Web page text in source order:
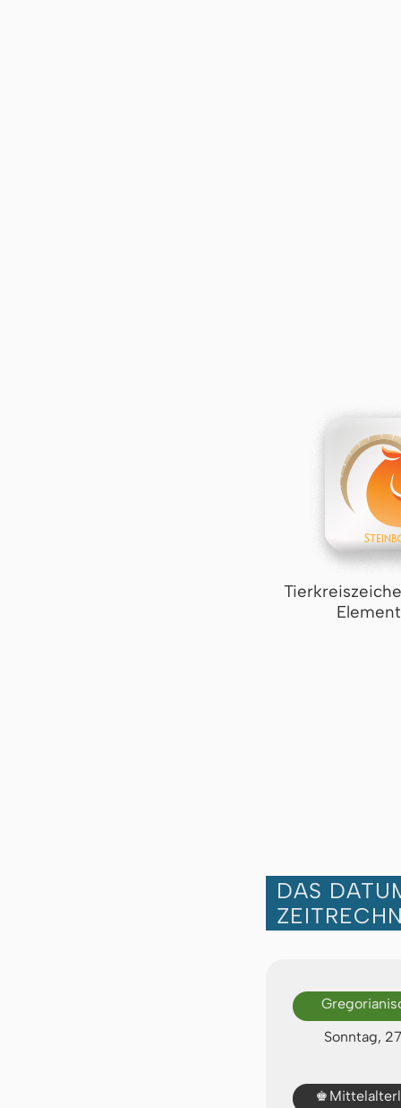
DAS
Sonntag,
♚